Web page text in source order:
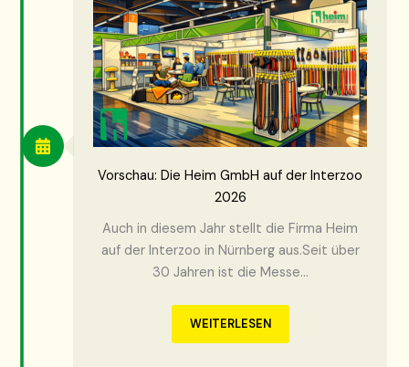
Vorschau: Die Heim GmbH auf der Interzoo
2026
Auch in diesem Jahr stellt die Firma Heim
auf der Interzoo in Nürnberg aus.Seit über
30 Jahren ist die Messe…
WEITERLESEN